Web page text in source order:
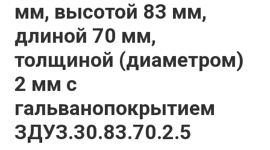
мм, высотой 83 мм,
длиной 70 мм,
толщиной (диаметром)
2 мм с
гальванопокрытием
ЗДУЗ.30.83.70.2.5